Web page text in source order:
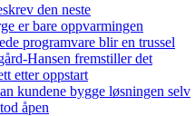
den neste
er bare oppvarmingen
programvare blir en trussel
Hansen fremstiller det
etter oppstart
kundene bygge løsningen selv
åpen